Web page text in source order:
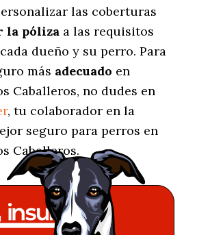
las coberturas
la póliza a las requisitos
dueño y su perro. Para
más adecuado en
Caballeros, no dudes en
, tu colaborador en la
seguro para perros en
Caballeros.